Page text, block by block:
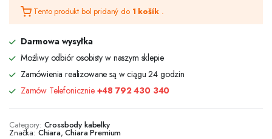
Tento produkt bol pridaný do 1 košík .
Darmowa wysyłka
Możliwy odbiór osobisty w naszym sklepie
Zamówienia realizowane są w ciągu 24 godzin
Zamów Telefonicznie +48 792 430 340
Category: Crossbody kabelky
Značka:Chiara,Chiara Premium